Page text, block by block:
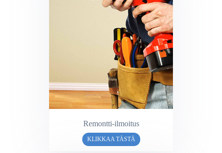
Remontti-ilmoitus
KLIKKAA TÄSTÄ